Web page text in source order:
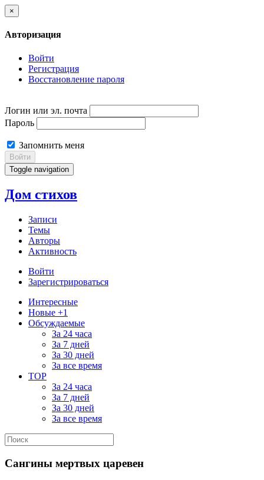
×
Авторизация
Войти
Регистрация
Восстановление пароля
Логин или эл. почта
Пароль
Запомнить меня
Войти
Toggle navigation
Дом стихов
Записи
Темы
Авторы
Активность
Войти
Зарегистрироваться
Интересные
Новые +1
Обсуждаемые
За 24 часа
За 7 дней
За 30 дней
За все время
TOP
За 24 часа
За 7 дней
За 30 дней
За все время
Сангины мертвых царевен